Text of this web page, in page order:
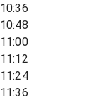
10:36
10:48
11:00
11:12
11:24
11:36